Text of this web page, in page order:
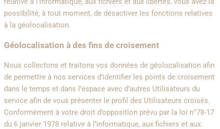
possibilité, à tout moment, de désactiver les fonctions relatives
à la géolocalisation.
Géolocalisation à des fins de croisement
Nous collectons et traitons vos données de géolocalisation afin
de permettre à nos services d’identifier les points de croisement
dans le temps et dans l’espace avec d’autres Utilisateurs du
service afin de vous présenter le profil des Utilisateurs croisés.
Conformément à votre droit d’opposition prévu par la loi n°78-17
du 6 janvier 1978 relative à l’informatique, aux fichiers et aux